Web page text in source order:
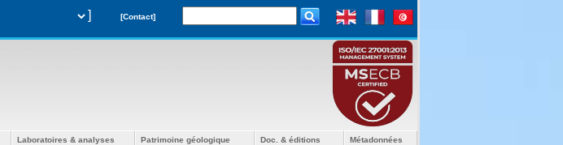
] [Contact]
Laboratoires & analyses Patrimoine géologique Doc. & éditions Métadonnées